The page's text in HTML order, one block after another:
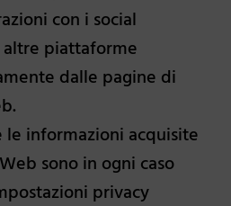
con i social
piattaforme
dalle pagine di
le informazioni acquisite
sono in ogni caso
privacy